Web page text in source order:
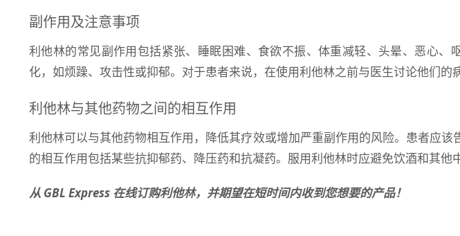
副作用及注意事项
利他林的常见副作用包括紧张、睡眠困难、食欲不振、体重减轻、头晕、恶心
化，如烦躁、攻击性或抑郁。对于患者来说，在使用利他林之前与医生讨论他们的
利他林与其他药物之间的相互作用
利他林可以与其他药物相互作用，降低其疗效或增加严重副作用的风险。患者应
的相互作用包括某些抗抑郁药、降压药和抗凝药。服用利他林时应避免饮酒和其他
从 GBL Express 在线订购利他林，并期望在短时间内收到您想要的产品！